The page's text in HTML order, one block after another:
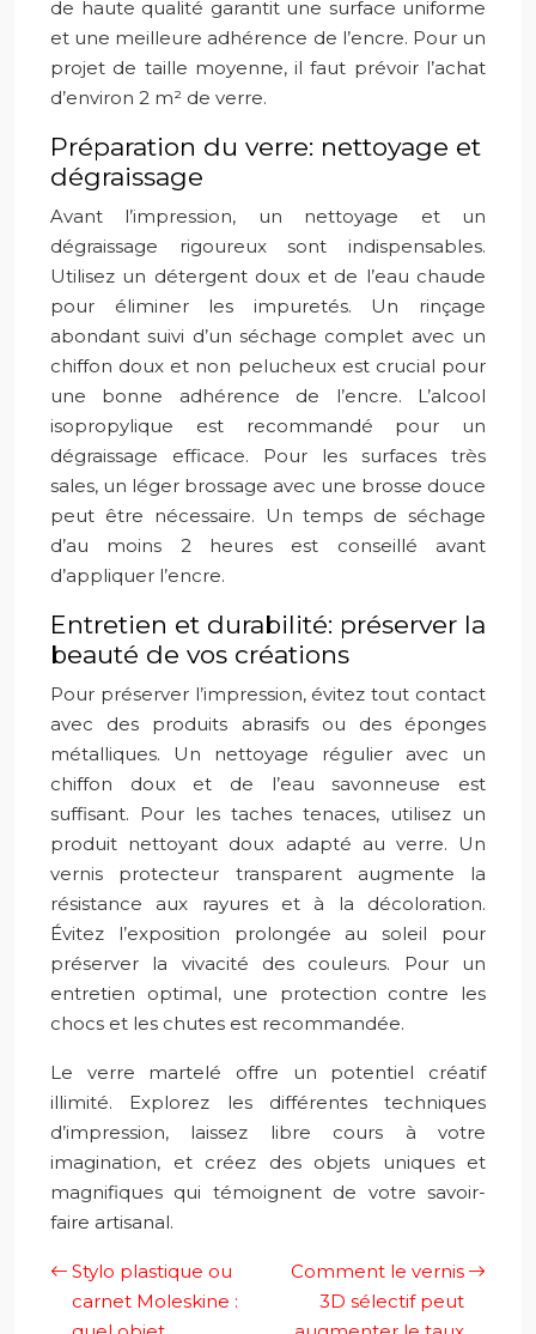
de haute qualité garantit une surface uniforme
et une meilleure adhérence de l’encre. Pour un
projet de taille moyenne, il faut prévoir l’achat
d’environ 2 m² de verre.
Préparation du verre: nettoyage et
dégraissage
Avant l’impression, un nettoyage et un
dégraissage rigoureux sont indispensables.
Utilisez un détergent doux et de l’eau chaude
pour éliminer les impuretés. Un rinçage
abondant suivi d’un séchage complet avec un
chiffon doux et non pelucheux est crucial pour
une bonne adhérence de l’encre. L’alcool
isopropylique est recommandé pour un
dégraissage efficace. Pour les surfaces très
sales, un léger brossage avec une brosse douce
peut être nécessaire. Un temps de séchage
d’au moins 2 heures est conseillé avant
d’appliquer l’encre.
Entretien et durabilité: préserver la
beauté de vos créations
Pour préserver l’impression, évitez tout contact
avec des produits abrasifs ou des éponges
métalliques. Un nettoyage régulier avec un
chiffon doux et de l’eau savonneuse est
suffisant. Pour les taches tenaces, utilisez un
produit nettoyant doux adapté au verre. Un
vernis protecteur transparent augmente la
résistance aux rayures et à la décoloration.
Évitez l’exposition prolongée au soleil pour
préserver la vivacité des couleurs. Pour un
entretien optimal, une protection contre les
chocs et les chutes est recommandée.
Le verre martelé offre un potentiel créatif
illimité. Explorez les différentes techniques
d’impression, laissez libre cours à votre
imagination, et créez des objets uniques et
magnifiques qui témoignent de votre savoir-
faire artisanal.
Stylo plastique ou
carnet Moleskine :
Comment le vernis
3D sélectif peut